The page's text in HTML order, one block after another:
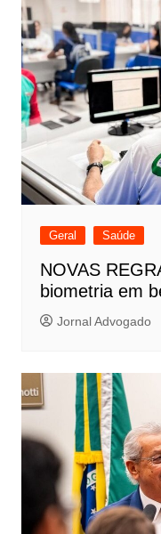
Geral Saúde
NOVAS
biometria em
Jornal Advogado